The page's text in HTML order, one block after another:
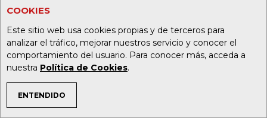
COOKIES
Este sitio web usa cookies propias y de terceros para
analizar el tráfico, mejorar nuestros servicio y conocer el
comportamiento del usuario. Para conocer más, acceda a
nuestra Política de Cookies.
ENTENDIDO
TEMAS DE INTERÉS
Agronegocios Alta Gerencia
Análisis